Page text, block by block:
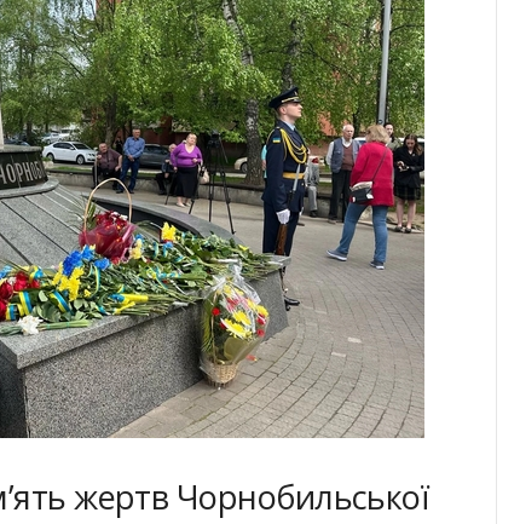
жертв Чорнобильської